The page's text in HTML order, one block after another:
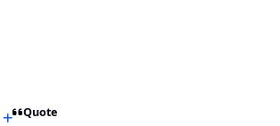
Quote